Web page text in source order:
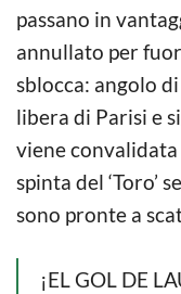
passano in
annullato per
sblocca: angolo
libera di Parisi e
viene
spinta del ‘Toro’
sono pronte a
¡EL GOL DE